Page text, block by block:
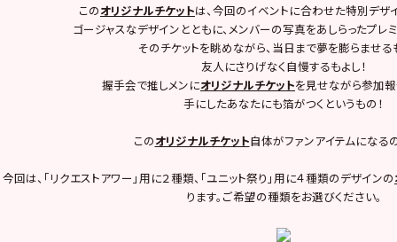
このオリジナルチケットは、今回のイベントに合わせた特別デザ
ゴージャスなデザインとともに、メンバーの写真をあしらったプレ
そのチケットを眺めながら、当日まで夢を膨らませる
友人にさりげなく自慢するもよし！
握手会で推しメンにオリジナルチケットを見せながら参加報
手にしたあなたにも箔がつくというもの！
このオリジナルチケット自体がファンアイテムになるの
今回は、「リクエストアワー」用に２種類、「ユニット祭り」用に４種類のデザインの
ります。ご希望の種類をお選びください。